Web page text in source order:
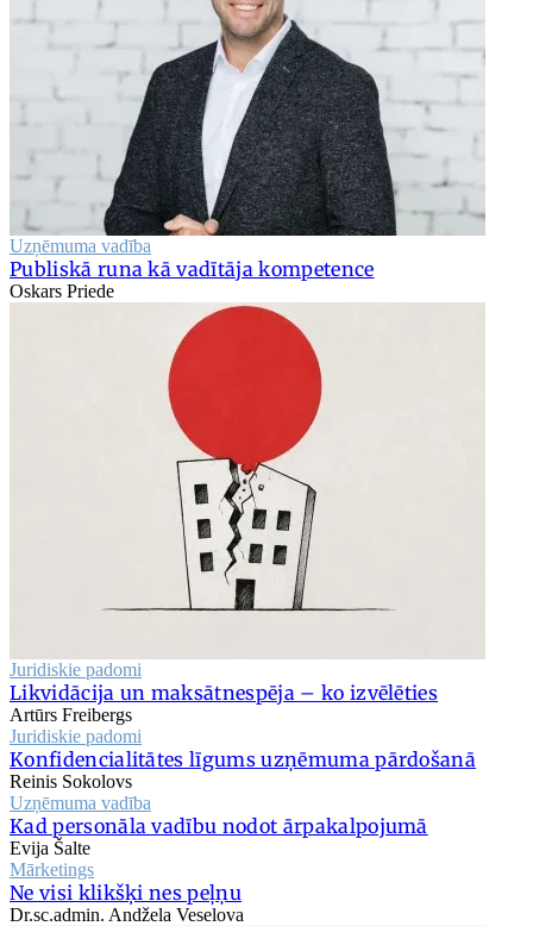
Uzņēmuma vadība
Publiskā runa kā vadītāja kompetence
Oskars Priede
Juridiskie padomi
Likvidācija un maksātnespēja – ko izvēlēties
Artūrs Freibergs
Juridiskie padomi
Konfidencialitātes līgums uzņēmuma pārdošanā
Reinis Sokolovs
Uzņēmuma vadība
Kad personāla vadību nodot ārpakalpojumā
Evija Šalte
Mārketings
Ne visi klikšķi nes peļņu
Dr.sc.admin. Andžela Veselova